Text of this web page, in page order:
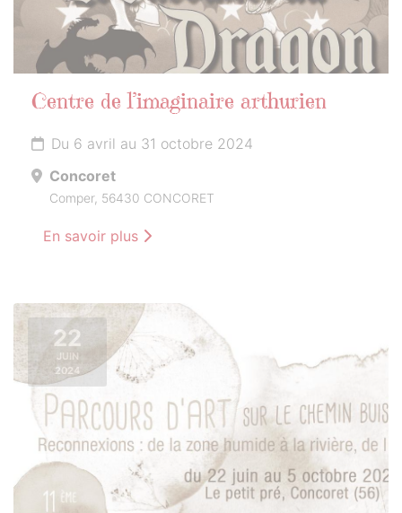
Centre de l’imaginaire arthurien
Du 6 avril au 31 octobre 2024
Concoret
Comper, 56430 CONCORET
En savoir plus
22
JUIN
2024